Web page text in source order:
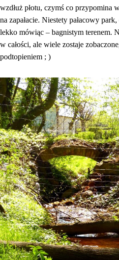
wzdłuż płotu, czymś co przypomina
na zapałacie. Niestety pałacowy
lekko mówiąc – bagnistym terenem.
w całości, ale wiele zostaje
podtopieniem ; )